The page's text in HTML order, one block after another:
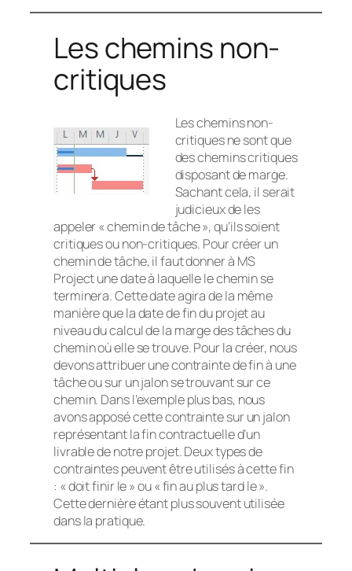
Les chemins non-
critiques
Les chemins non-
critiques ne sont que
des chemins critiques
disposant de marge.
Sachant cela, il serait
judicieux de les
appeler « chemin de tâche », qu’ils soient
critiques ou non-critiques. Pour créer un
chemin de tâche, il faut donner à MS
Project une date à laquelle le chemin se
terminera. Cette date agira de la même
manière que la date de fin du projet au
niveau du calcul de la marge des tâches du
chemin où elle se trouve. Pour la créer, nous
devons attribuer une contrainte de fin à une
tâche ou sur un jalon se trouvant sur ce
chemin. Dans l’exemple plus bas, nous
avons apposé cette contrainte sur un jalon
représentant la fin contractuelle d’un
livrable de notre projet. Deux types de
contraintes peuvent être utilisés à cette fin
: « doit finir le » ou « fin au plus tard le ».
Cette dernière étant plus souvent utilisée
dans la pratique.